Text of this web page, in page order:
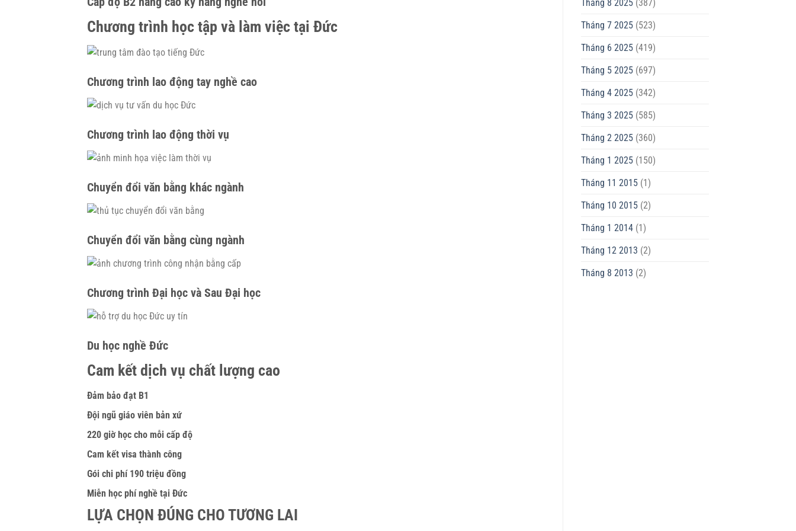
Chương trình học tập và làm việc tại Đức
Chương trình lao động tay nghề cao
Chương trình lao động thời vụ
Chuyển đổi văn bằng khác ngành
Chuyển đổi văn bằng cùng ngành
Chương trình Đại học và Sau Đại học
Du học nghề Đức
Cam kết dịch vụ chất lượng cao
Đảm bảo đạt B1
Đội ngũ giáo viên bản xứ
220 giờ học cho mỗi cấp độ
Cam kết visa thành công
Gói chi phí 190 triệu đồng
Miễn học phí nghề tại Đức
LỰA CHỌN ĐÚNG CHO TƯƠNG LAI
Tháng 8 2025(387)
Tháng 7 2025(523)
Tháng 6 2025(419)
Tháng 5 2025(697)
Tháng 4 2025(342)
Tháng 3 2025(585)
Tháng 2 2025(360)
Tháng 1 2025(150)
Tháng 11 2015(1)
Tháng 10 2015(2)
Tháng 1 2014(1)
Tháng 12 2013 (2)
Tháng 8 2013 (2)